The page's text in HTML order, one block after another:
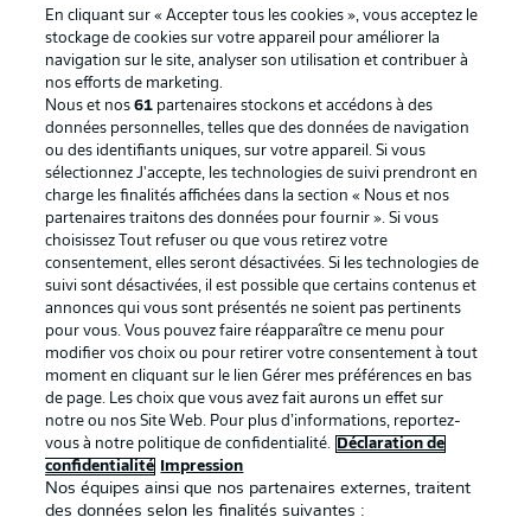
La publicité Conditions d’utilisation des
Mentions Légales Gérer mes préférences
Déclaration de
confidentialité
Diffuseurs
Travaux Contact
Impression Joueurs
En cliquant sur « Accepter tous les cookies », vous acceptez le
stockage de cookies sur votre appareil pour améliorer la
navigation sur le site, analyser son utilisation et contribuer à
nos efforts de marketing.
Nous et nos61 partenaires stockons et accédons à des
données personnelles, telles que des données de navigation
ou des identifiants uniques, sur votre appareil. Si vous
sélectionnez J'accepte, les technologies de suivi prendront en
charge les finalités affichées dans la section « Nous et nos
partenaires traitons des données pour fournir ». Si vous
choisissez Tout refuser ou que vous retirez votre
consentement, elles seront désactivées. Si les technologies de
suivi sont désactivées, il est possible que certains contenus et
annonces qui vous sont présentés ne soient pas pertinents
pour vous. Vous pouvez faire réapparaître ce menu pour
modifier vos choix ou pour retirer votre consentement à tout
moment en cliquant sur le lien Gérer mes préférences en bas
de page. Les choix que vous avez fait aurons un effet sur
notre ou nos Site Web. Pour plus d’informations, reportez-
vous à notre politique de confidentialité.
Déclaration de
confidentialité
Impression
Nos équipes ainsi que nos partenaires externes, traitent
des données selon les finalités suivantes :